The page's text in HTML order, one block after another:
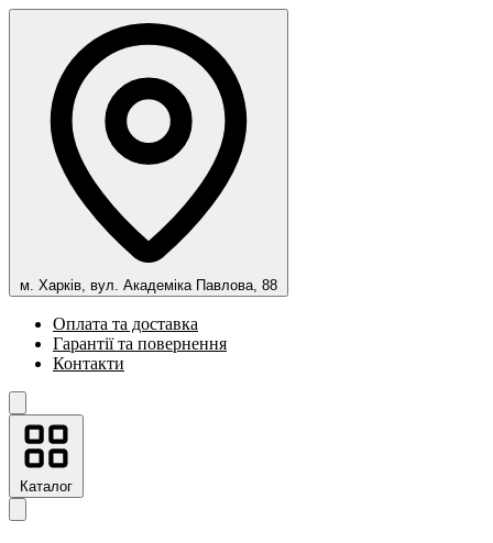
м. Харків, вул. Академіка Павлова, 88
Оплата та доставка
Гарантії та повернення
Контакти
Каталог